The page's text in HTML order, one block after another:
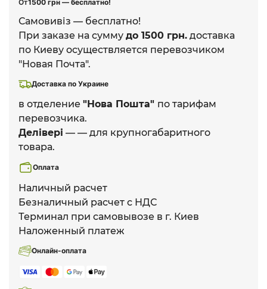
От1500 грн — бесплатно!
Самовивіз — бесплатно!
При заказе на сумму до 1500 грн. доставка
по Киеву осуществляется перевозчиком
"Новая Почта".
Доставка по Украине
в отделение "Нова Пошта" по тарифам
перевозчика.
Делівері — — для крупногабаритного
товара.
Оплата
Наличный расчет
Безналичный расчет с НДС
Терминал при самовывозе в г. Киев
Наложенный платеж
Онлайн-оплата